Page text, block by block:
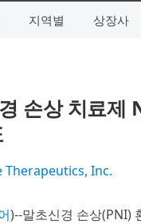
지역별 상장사
손상 치료제
Therapeutics, Inc.
)--말초신경 손상(PNI)